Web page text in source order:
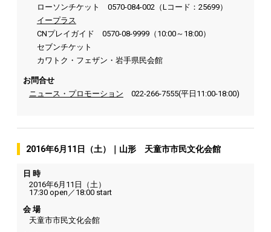
ローソンチケット 0570-084-002（Lコード：25699）
イープラス
CNプレイガイド 0570-08-9999（10:00～18:00）
セブンチケット
カワトク・フェザン・岩手県民会館
お問合せ
ニュース・プロモーション 022-266-7555(平日11:00-18:00)
2016年6月11日（土）｜山形 天童市市民文化会館
日 時
2016年6月11日（土）
17:30 open／18:00 start
会 場
天童市市民文化会館